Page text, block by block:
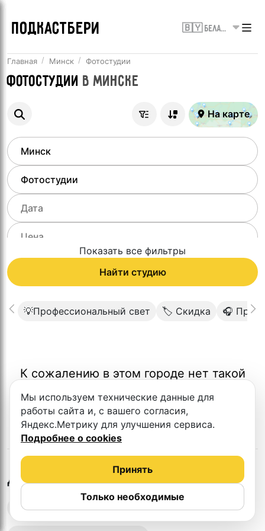
ПОДКАСТБЕРИ 🇧🇾 Беларусь
Главная Минск Фотостудии
Фотостудии вМинске
На карте
Показать все фильтры
Найти студию
💡Профессиональный свет 🏷 Скидка 🎧
К сожалению в этом городе нет такой
Другие студии в Минске
Выездная запись подкастов
Мы используем технические данные для
работы сайта и, с вашего согласия,
Яндекс.Метрику для улучшения сервиса.
Подробнее о cookies
Только необходимые
Принять